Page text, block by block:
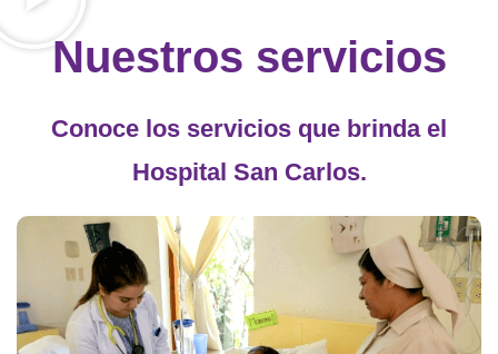
Nuestros servicios
Conoce los servicios que brinda el
Hospital San Carlos.